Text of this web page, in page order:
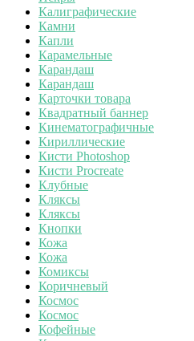
Калиграфические
Камни
Капли
Карамельные
Карандаш
Карандаш
Карточки товара
Квадратный баннер
Кинематографичные
Кириллические
Кисти Photoshop
Кисти Procreate
Клубные
Кляксы
Кляксы
Кнопки
Кожа
Кожа
Комиксы
Коричневый
Космос
Космос
Кофейные